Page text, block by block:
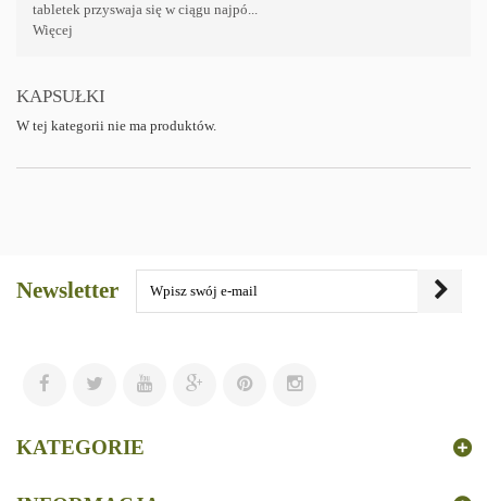
tabletek przyswaja się w ciągu najpó...
Więcej
KAPSUŁKI
W tej kategorii nie ma produktów.
Newsletter
KATEGORIE